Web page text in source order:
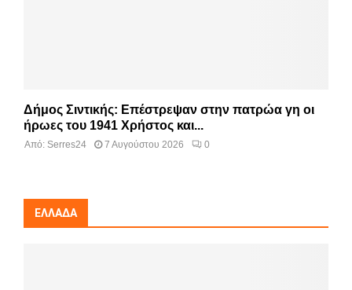
Δήμος Σιντικής: Επέστρεψαν στην πατρώα γη οι
ήρωες του 1941 Χρήστος και...
Από: Serres24 7 Αυγούστου 2026 0
ΕΛΛΆΔΑ